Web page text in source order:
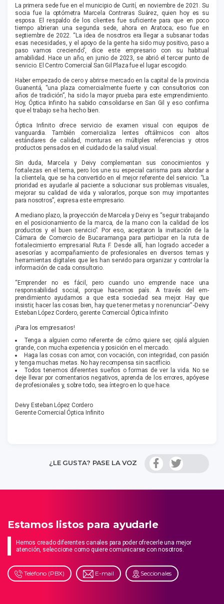
La primera sede fue en el municipio de Curití, en noviembre de 2021. Su
socia fue la optómetra Marcela Contreras Suárez, quien hoy es su
esposa. El respaldo de los clientes fue suficiente para que en poco
tiempo abrieran una segunda sede, ahora en Aratoca; eso fue en
septiembre de 2022. “La idea de nosotros era llegar a subsanar todas
esas necesidades, y el apoyo de la gente ha sido muy positivo, paso a
paso vamos creciendo”, dice este empresario con su habitual
amabilidad. Hace un año, en junio de 2023, se abrió el tercer punto de
servicio. El Centro Comercial San Gil Plaza fue el lugar escogido.
Haber empezado de cero y abrirse mercado en la capital de la provincia
Guanentá, “una plaza comercialmente fuerte y con consultorios con
años de tradición”, ha sido la mayor prueba para este emprendimiento.
Hoy, Óptica Infinito ha sabido consolidarse en San Gil y eso confirma
que el trabajo se ha hecho bien.
Óptica Infinito ofrece servicio de examen visual con equipos de
vanguardia. También comercializa lentes oftálmicos con altos
estándares de calidad, monturas en múltiples referencias y otros
productos pensados en el cuidado de la salud visual.
Sin duda, Marcela y Deivy complementan sus conocimientos y
fortalezas en el tema, pero los une su especial carisma para abordar a
la clientela, que se ha convertido en el mejor referente del servicio. “La
prioridad es ayudarle al paciente a solucionar sus problemas visuales,
mejorar su calidad de vida y valorar­los, porque son muy importantes
para nosotros”, expresa este empresario.
A mediano plazo, la proyección de Marcela y Deivy es “seguir trabajando
en el posicionamiento de la marca, de la mano con la calidad de los
productos y el buen servicio”. Por eso, acepta­ron la invitación de la
Cámara de Comercio de Bucaramanga para participar en la ruta de
fortalecimiento empresarial Ruta F. Desde allí, han logrado acceder a
asesorías y acompañamiento de profesionales en diversos temas y
herramientas digitales que les han servido para organizar y controlar la
información de cada consultorio.
“Emprender no es fácil, pero cuando uno emprende nace una
responsabilidad social, porque hacemos país. A través del em­
prendimiento ayudamos a que esta sociedad sea mejor. Hay que
insistir, hacer las cosas bien, hay que tener metas y no renunciar” -Deivy
Esteban López Cordero, gerente Comercial Óptica Infinito
¡Para los empresarios!
Tenga a alguien como referente de cómo quiere ser, ojalá alguien
grande, con mucha experiencia y posición en el mercado.
Haga las cosas con amor, con vocación, con integridad, con pasión
y tenga muchas metas. No hay recompensa sin sacrificio.
Todos tenemos diferentes sueños o formas de ver la vida. No se
deje llevar por comentarios negativos, aprenda de los errores, apóyese
de profesionales y, sobre todo, sea íntegro en lo que hace.
Deivy Esteban López Cordero
Gerente Comercial Óptica Infinito
¿LE GUSTA? PASE LA VOZ
Estamos listos para ayudarle
Hemos creado diferentes canales para poder ofrecerle una mejor
atención, seleccione como quiere comunicarse con nosotros.
Teléfono (PBX) E-mail Seccionales